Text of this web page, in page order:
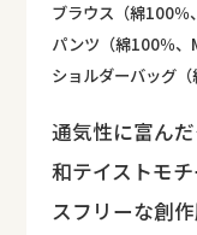
ブラウス（綿100
パンツ（綿100％
ショルダーバッグ
通気性に富んだ
和テイストモ
スフリーな創作